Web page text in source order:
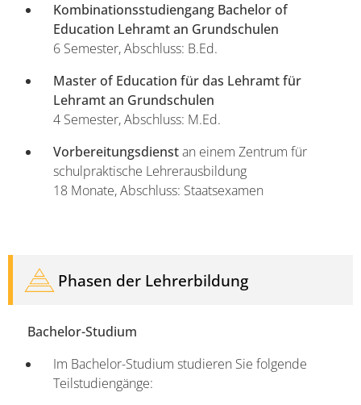
Kombinationsstudiengang Bachelor of
Education Lehramt an Grundschulen
6 Semester, Abschluss: B.Ed.
Master of Education für das Lehramt für
Lehramt an Grundschulen
4 Semester, Abschluss: M.Ed.
Vorbereitungsdienstan einem Zentrum für
schulpraktische Lehrerausbildung
18 Monate, Abschluss: Staatsexamen
Phasen der Lehrerbildung
Bachelor-Studium
Im Bachelor-Studium studieren Sie folgende
Teilstudiengänge: